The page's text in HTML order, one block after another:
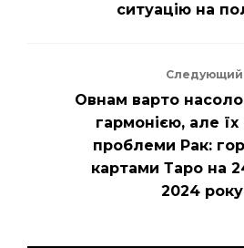
ситуацію на
Следующий
Овнам варто
гармонією, але
проблеми Рак:
картами Таро на
2024